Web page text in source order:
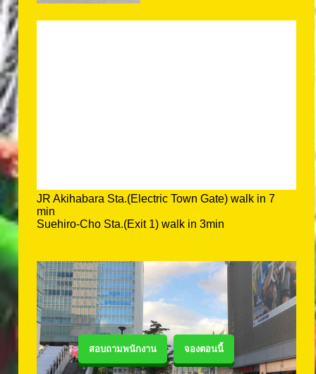
สอบถามพนักงาน จองตอนนี้
JR Akihabara Sta.(Electric Town Gate) walk in 7
min
Suehiro-Cho Sta.(Exit 1) walk in 3min